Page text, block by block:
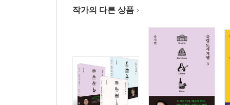
정전협정체제와 북핵문제
에필로그: 세월호의 비극, 우리 안의 미래
참고문헌
작가의 다른 상품